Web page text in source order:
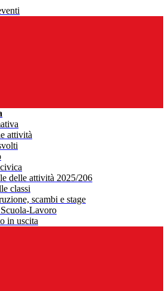
attività
delle attività 2025/206
classi
scambi e stage
Lavoro
in uscita